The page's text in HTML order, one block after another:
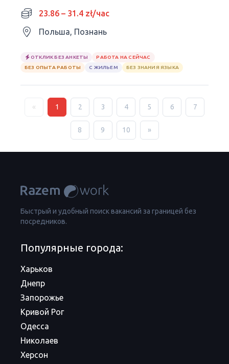
изделий
23.86 – 31.4 zł/час
Польша, Познань
ОТКЛИК БЕЗ АНКЕТЫ
РАБОТА НА СЕЙЧАС
БЕЗ ОПЫТА РАБОТЫ
С ЖИЛЬЕМ БЕЗ ЗНАНИЯ ЯЗЫКА
« 1 2 3 4 5 6 7
8 9 10 »
Быстрый и удобный поиск вакансий за границей без
посредников.
Популярные города:
Харьков
Днепр
Запорожье
Кривой Рог
Одесса
Николаев
Херсон